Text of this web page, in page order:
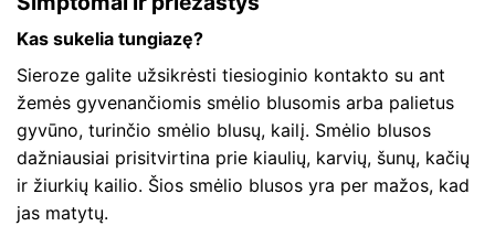
Kas sukelia tungiazę?
Sieroze galite užsikrėsti tiesioginio kontakto su ant
žemės gyvenančiomis smėlio blusomis arba palietus
gyvūno, turinčio smėlio blusų, kailį. Smėlio blusos
dažniausiai prisitvirtina prie kiaulių, karvių, šunų, kačių
ir žiurkių kailio. Šios smėlio blusos yra per mažos, kad
jas matytų.